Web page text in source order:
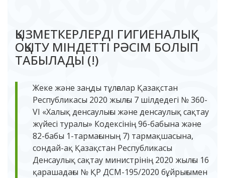
ҚЫЗМЕТКЕРЛЕРДІ ГИГИЕНАЛЫҚ
ОҚЫТУ МІНДЕТТІ РӘСІМ БОЛЫП
ТАБЫЛАДЫ (!)
Жеке және заңды тұлғалар Қазақстан
Республикасы 2020 жылғы 7 шілдедегі № 360-
VI «Халық денсаулығы және денсаулық сақтау
жүйесі туралы» Кодексінің 96-бабына және
82-бабы 1-тармағының 7) тармақшасына,
сондай-ақ Қазақстан Республикасы
Денсаулық сақтау министрінің 2020 жылғы 16
қарашадағы № ҚР ДСМ-195/2020 бұйрығымен